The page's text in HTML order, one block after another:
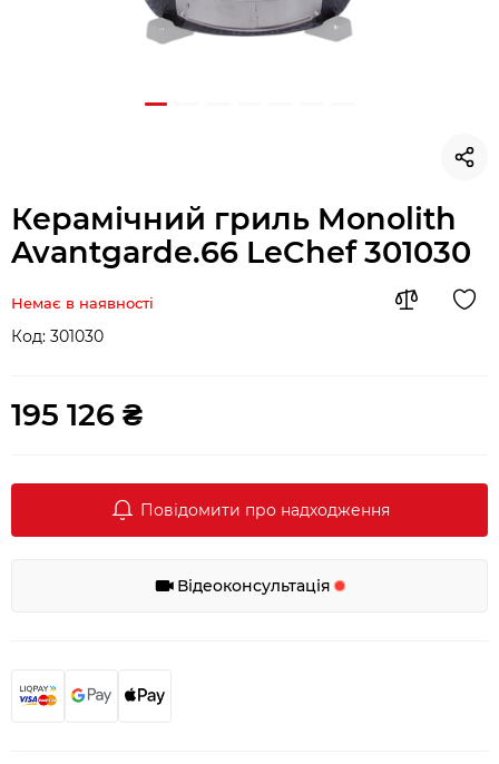
Керамічний гриль Monolith
Avantgarde.66 LeChef 301030
Немає в наявності
Код: 301030
195 126 ₴
Повідомити про надходження
Відеоконсультація